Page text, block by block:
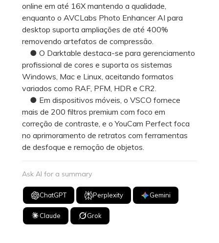
online em até 16X mantendo a qualidade,
enquanto o AVCLabs Photo Enhancer AI para
desktop suporta ampliações de até 400%
removendo artefatos de compressão.
● O Darktable destaca-se para gerenciamento
profissional de cores e suporta os sistemas
Windows, Mac e Linux, aceitando formatos
variados como RAF, PFM, HDR e CR2.
● Em dispositivos móveis, o VSCO fornece
mais de 200 filtros premium com foco em
correção de contraste, e o YouCam Perfect foca
no aprimoramento de retratos com ferramentas
de desfoque e remoção de objetos.
Ask AI for a summary
ChatGPT Perplexity Gemini
Claude Grok